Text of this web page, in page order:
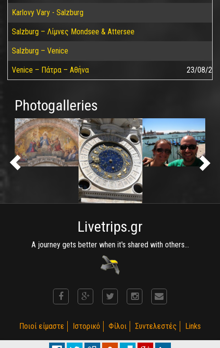
Karlovy Vary - Salzburg
Salzburg – Λίμνες Mondsee & Attersee
Salzburg – Venice
Venice – Πάτρα – Αθήνα 23/08/
Photogalleries
Livetrips.gr
A journey gets better when it's shared with others...
Ποιοί είμαστε Ιστορικό Φίλοι Συντελεστές Links